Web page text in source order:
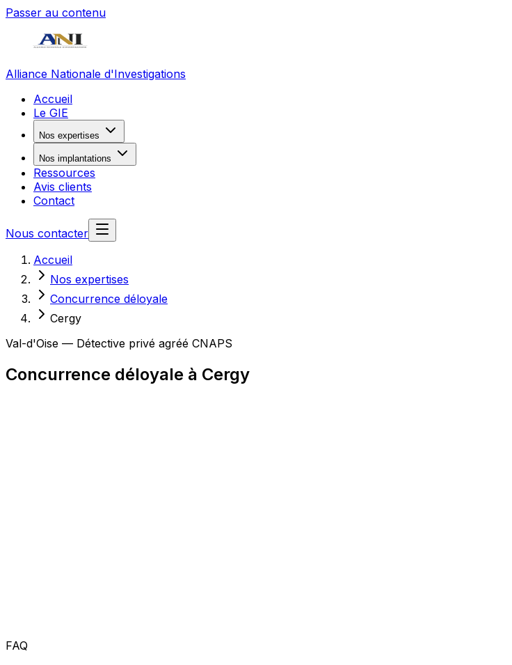
Passer au contenu
Alliance Nationale d'Investigations
Accueil
Le GIE
Nos expertises
Nos implantations
Ressources
Avis clients
Contact
Nous contacter
Accueil
Nos expertises
Concurrence déloyale
Cergy
Val-d'Oise — Détective privé agréé CNAPS
Concurrence déloyale à Cergy
FAQ